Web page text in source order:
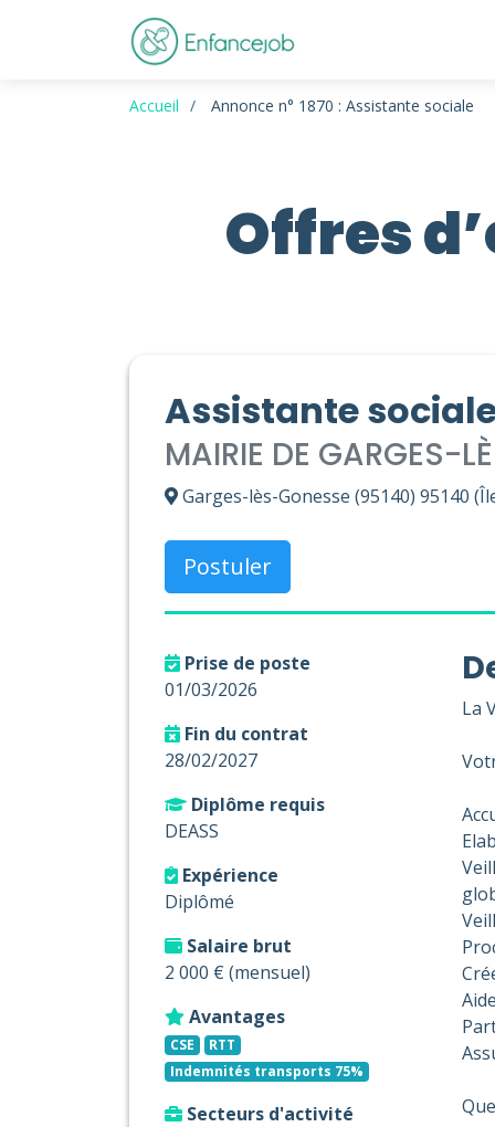
Accueil Annonce n° 1870 : Assistante sociale
Offres
Assistante
MAIRIE DE GARGES-
Garges-lès-Gonesse (95140) 95140
Postuler
Prise de poste
01/03/2026
Fin du contrat
28/02/2027
Diplôme requis
DEASS
Expérience
Diplômé
Salaire brut
2 000 € (mensuel)
Avantages
CSE
RTT
Indemnités transports 75%
Secteurs d'activité
La